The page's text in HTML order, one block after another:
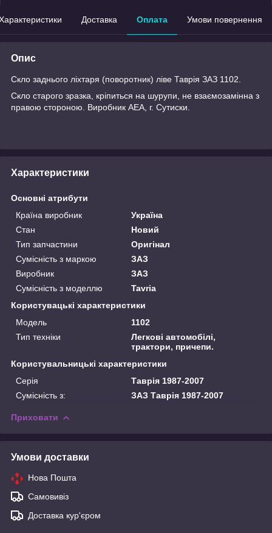
Доставка Оплата Умови повернення
Опис
Скло заднього ліхтаря (поворотник) ліве Таврія ЗАЗ 1102.
Скло старого зразка, кріпиться на шурупи, не взаємозамінна з
правою стороною. Виробник АЕА, г. Сутиски.
Характеристики
Основні атрибути
Країна виробник
Україна
Стан
Новий
Тип запчастини
Оригінал
Сумісність з маркою
ЗАЗ
Виробник
ЗАЗ
Сумісність з моделлю
Tavria
Користувацькi характеристики
Модель
1102
Тип техніки
Легкові автомобілі,
трактори, причепи.
Користувальницькі характеристики
Серія
Таврія 1987-2007
Сумісність з:
ЗАЗ Таврія 1987-2007
Приховати
Умови доставки
Нова Пошта
Самовивіз
Доставка кур'єром